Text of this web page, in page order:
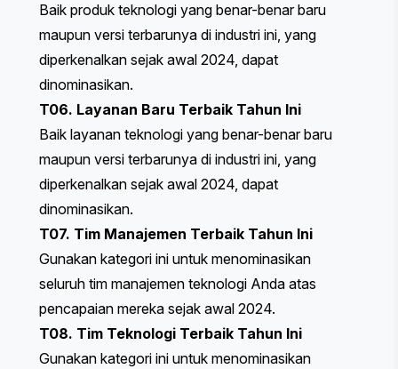
Baik produk teknologi yang benar-benar baru
maupun versi terbarunya di industri ini, yang
diperkenalkan sejak awal 2024, dapat
dinominasikan.
T06. Layanan Baru Terbaik Tahun Ini
Baik layanan teknologi yang benar-benar baru
maupun versi terbarunya di industri ini, yang
diperkenalkan sejak awal 2024, dapat
dinominasikan.
T07. Tim Manajemen Terbaik Tahun Ini
Gunakan kategori ini untuk menominasikan
seluruh tim manajemen teknologi Anda atas
pencapaian mereka sejak awal 2024.
T08. Tim Teknologi Terbaik Tahun Ini
Gunakan kategori ini untuk menominasikan